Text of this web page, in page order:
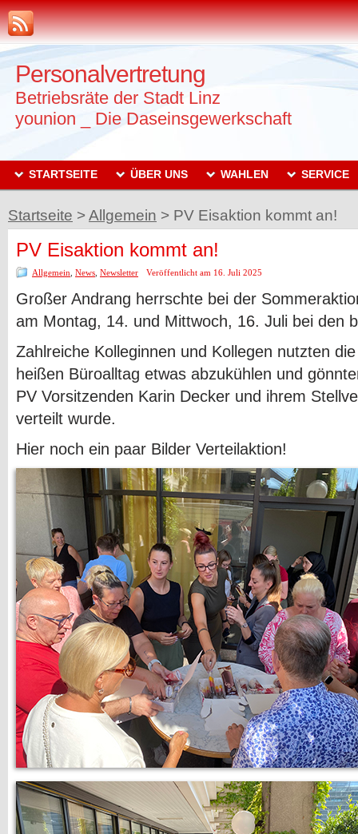
Personalvertretung
Betriebsräte der Stadt Linz
younion _ Die Daseinsgewerkschaft
STARTSEITE ÜBER UNS WAHLEN SERVICE
Startseite > Allgemein > PV Eisaktion kommt an!
PV Eisaktion kommt an!
Allgemein News Newsletter Veröffentlicht am 16. Juli 2025
Großer Andrang herrschte bei der
am Montag, 14. und Mittwoch, 16. Juli bei den
Zahlreiche Kolleginnen und Kollegen nutzten
heißen Büroalltag etwas abzukühlen und
PV Vorsitzenden Karin Decker und ihrem
verteilt wurde.
Hier noch ein paar Bilder Verteilaktion!